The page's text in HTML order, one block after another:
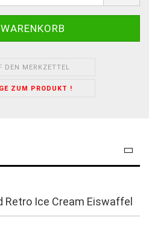
DEN MERKZETTEL
ZUM PRODUKT !
Ice Cream Eiswaffel